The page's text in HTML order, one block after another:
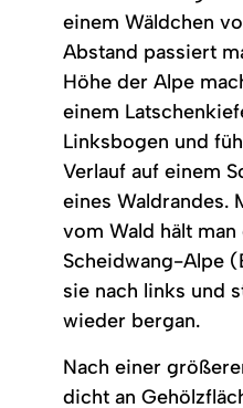
einem Wäldchen
Abstand passiert
Höhe der Alpe
einem
Linksbogen und
Verlauf auf einem
eines Waldrandes.
vom Wald hält
Scheidwang-Alpe
sie nach links und
wieder bergan.
Nach einer
dicht an